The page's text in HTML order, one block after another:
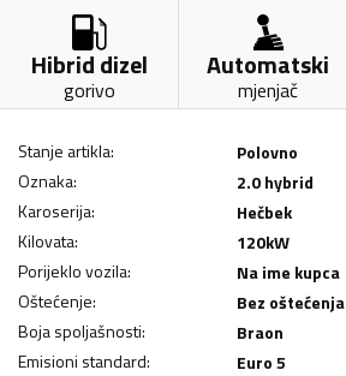
Hibrid dizel
gorivo
Automatski
mjenjač
Stanje artikla:
Polovno
Oznaka:
2.0 hybrid
Karoserija:
Hečbek
Kilovata: 120kW
Porijeklo vozila:
Na ime kupca
Oštećenje:
Bez oštećenja
Boja spoljašnosti:
Braon
Emisioni standard:
Euro 5